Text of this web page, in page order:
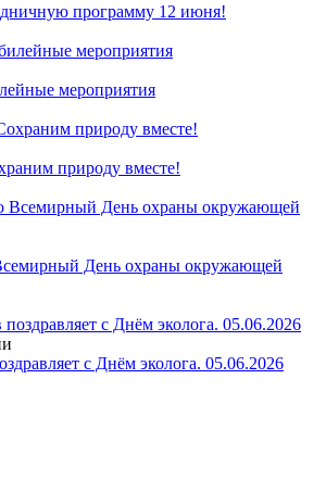
программу 12 июня!
мероприятия
природу вместе!
День охраны окружающей
с Днём эколога. 05.06.2026